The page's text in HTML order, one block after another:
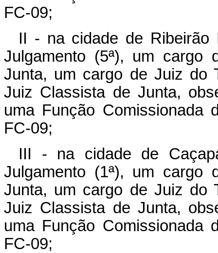
FC-09;
II - na cidade de Ribeirão
Julgamento (5ª), um cargo
Junta, um cargo de Juiz do
Juiz Classista de Junta,
uma Função
FC-09;
III - na cidade de
Julgamento (1ª), um cargo
Junta, um cargo de Juiz do
Juiz Classista de Junta,
uma Função
FC-09;